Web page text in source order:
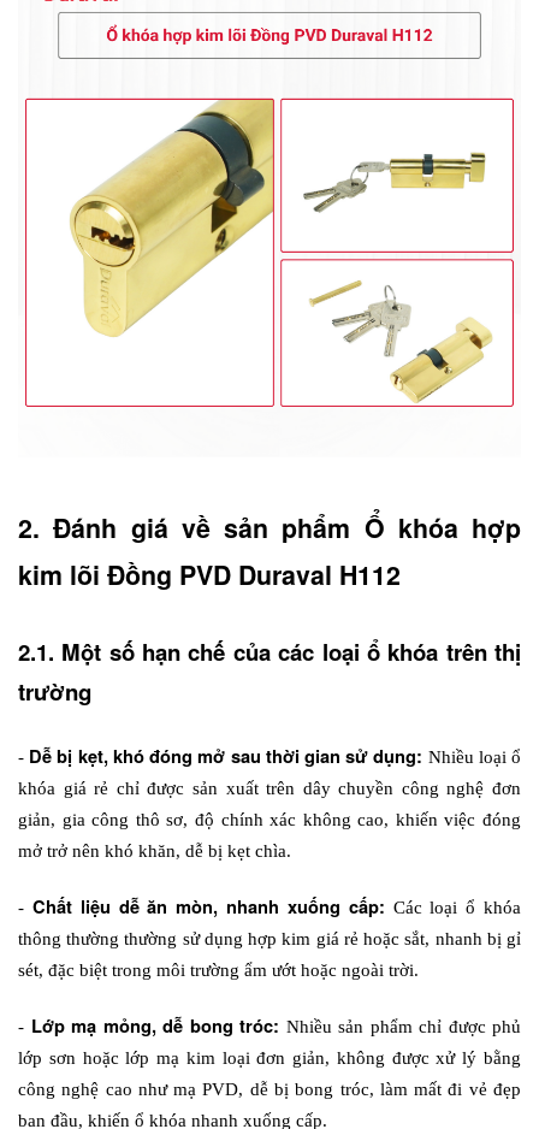
2. Đánh giá về sản phẩm Ổ khóa hợp
kim lõi Đồng PVD Duraval H112
2.1. Một số hạn chế của các loại ổ khóa trên thị
trường
- Dễ bị kẹt, khó đóng mở sau thời gian sử dụng: Nhiều loại ổ
khóa giá rẻ chỉ được sản xuất trên dây chuyền công nghệ đơn
giản, gia công thô sơ, độ chính xác không cao, khiến việc đóng
mở trở nên khó khăn, dễ bị kẹt chìa.
- Chất liệu dễ ăn mòn, nhanh xuống cấp: Các loại ổ khóa
thông thường thường sử dụng hợp kim giá rẻ hoặc sắt, nhanh bị gỉ
sét, đặc biệt trong môi trường ẩm ướt hoặc ngoài trời.
- Lớp mạ mỏng, dễ bong tróc: Nhiều sản phẩm chỉ được phủ
lớp sơn hoặc lớp mạ kim loại đơn giản, không được xử lý bằng
công nghệ cao như mạ PVD, dễ bị bong tróc, làm mất đi vẻ đẹp
ban đầu, khiến ổ khóa nhanh xuống cấp.